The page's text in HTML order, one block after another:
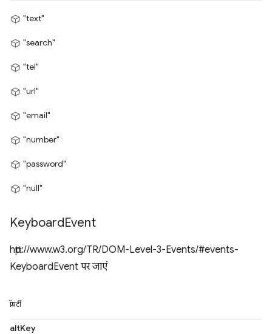
"text"
"search"
"tel"
"url"
"email"
"number"
"password"
"null"
KeyboardEvent
http://www.w3.org/TR/DOM-Level-3-Events/#events-
KeyboardEvent पर जाएं
प्रॉपर्टी
altKey